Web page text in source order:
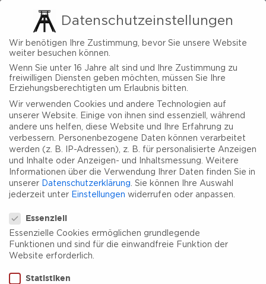
Datenschutzeinstellungen
Wir benötigen Ihre Zustimmung, bevor Sie unsere Website
weiter besuchen können.
Wenn Sie unter 16 Jahre alt sind und Ihre Zustimmung zu
freiwilligen Diensten geben möchten, müssen Sie Ihre
Erziehungsberechtigten um Erlaubnis bitten.
Wir verwenden Cookies und andere Technologien auf
unserer Website. Einige von ihnen sind essenziell, während
andere uns helfen, diese Website und Ihre Erfahrung zu
verbessern.
Personenbezogene Daten können verarbeitet
werden (z. B. IP-Adressen), z. B. für personalisierte Anzeigen
und Inhalte oder Anzeigen- und Inhaltsmessung.
Weitere
Informationen über die Verwendung Ihrer Daten finden Sie in
unserer
Datenschutzerklärung Sie können Ihre Auswahl
jederzeit unter Einstellungen widerrufen oder anpassen.
Essenziell
Essenzielle Cookies ermöglichen grundlegende
Funktionen und sind für die einwandfreie Funktion der
Website erforderlich.
Statistiken